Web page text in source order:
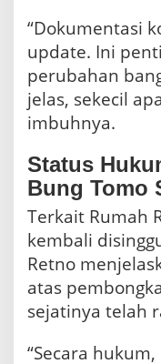
“Dokumentasi
update. Ini
perubahan
jelas, sekecil
imbuhnya.
Status
Bung Tomo
Terkait Rumah
kembali
Retno
atas
sejatinya telah
“Secara hukum,